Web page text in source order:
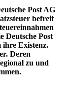
Post AG
befreit
Deutsche Post
Existenz.
Deren
zu und